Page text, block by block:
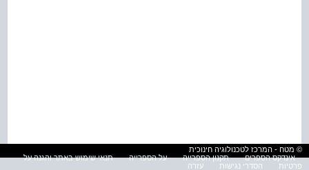
© מטח - המרכז לטכנולוגיה חינוכית
אינדקס הספרים
תקנון הספרייה על הספרייה
תנאי שימוש באתר והגנה על
פרטיות
הסדרי נגישות עזרה